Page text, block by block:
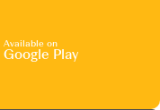
Available on
Google Play